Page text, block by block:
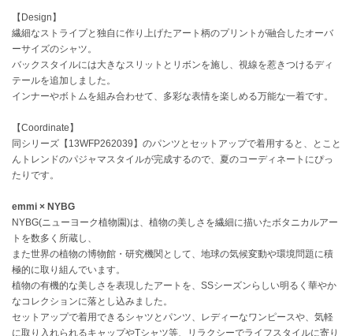
COLE HAAN
コール ハーン
CONVERSE
コンバース
DANSKIN
ダンスキン
EIMY ISTOIRE
エイミー イストワール
emmi
エミ
emmi atelier
エミ アトリエ
【Design】
繊細なストライプと独自に作り上げたアート柄のプリントが融合したオーバ
ーサイズのシャツ。
バックスタイルには大きなスリットとリボンを施し、視線を惹きつけるディ
テールを追加しました。
インナーやボトムを組み合わせて、多彩な表情を楽しめる万能な一着です。
【Coordinate】
同シリーズ【13WFP262039】のパンツとセットアップで着用すると、とこと
んトレンドのパジャマスタイルが完成するので、夏のコーディネートにぴっ
たりです。
emmi × NYBG
NYBG(ニューヨーク植物園)は、植物の美しさを繊細に描いたボタニカルアー
トを数多く所蔵し、
また世界の植物の博物館・研究機関として、地球の気候変動や環境問題に積
極的に取り組んでいます。
植物の有機的な美しさを表現したアートを、SSシーズンらしい明るく華やか
なコレクションに落とし込みました。
セットアップで着用できるシャツとパンツ、レディーなワンピースや、気軽
に取り入れられるキャップやTシャツ等、リラクシーでライフスタイルに寄り